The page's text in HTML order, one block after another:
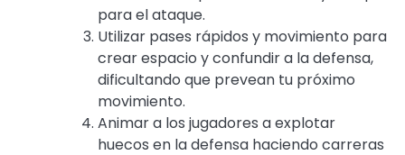
para el ataque.
Utilizar pases rápidos y movimiento para
crear espacio y confundir a la defensa,
dificultando que prevean tu próximo
movimiento.
Animar a los jugadores a explotar
huecos en la defensa haciendo carreras